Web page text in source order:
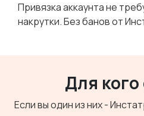
Привязка аккаунта не
накрутки. Без банов от
Для кого
Если вы один из них -